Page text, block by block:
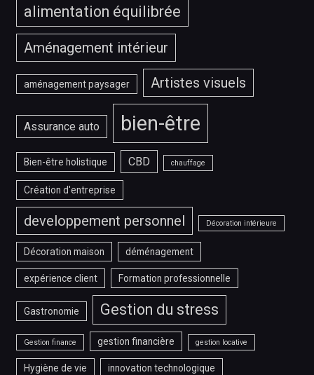
alimentation équilibrée
Aménagement intérieur
aménagement paysager Artistes visuels
Assurance auto bien-être
Bien-être holistique CBD chauffage
Création d'entreprise
developpement personnel Décoration intérieure
Décoration maison déménagement
expérience client Formation professionnelle
Gastronomie Gestion du stress
Gestion finance gestion financière gestion locative
Hygiène de vie innovation technologique